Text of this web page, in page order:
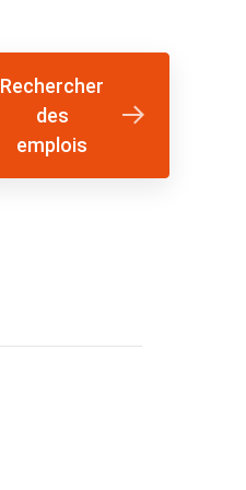
Rechercher
des
emplois